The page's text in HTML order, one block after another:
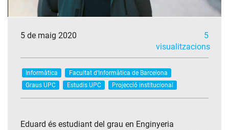
5 de maig 2020
5
visualitzacions
Informàtica
Facultat d'Informàtica de Barcelona
Graus UPC
Estudis UPC Projecció institucional
Eduard és estudiant del grau en Enginyeria